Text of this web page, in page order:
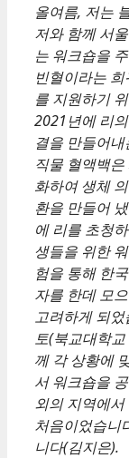
올여름, 저는
저와 함께 서
는 워크숍을
빈혈이라는
를 지원하기
2021년에 리
결을 만들어
직물 혈액백
화하여 생체
환을 만들어
에 리를 초청
생들을 위한
험을 통해 한
자를 한데 모
고려하게 되
토(북교대학
께 각 상황에
서 워크숍을
외의 지역에
처음이었습니
니다(김지은).